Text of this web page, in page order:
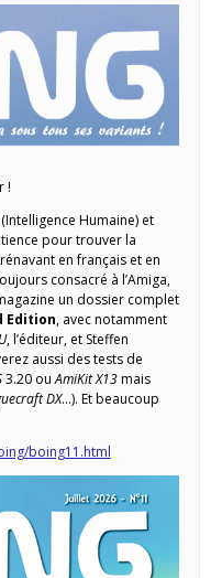
!
Humaine) et
pour trouver la
en français et en
consacré à l’Amiga,
un dossier complet
Edition, avec notamment
, l’éditeur, et Steffen
aussi des tests de
3.20 ouAmiKit X13mais
DX…). Et beaucoup
boing11.html